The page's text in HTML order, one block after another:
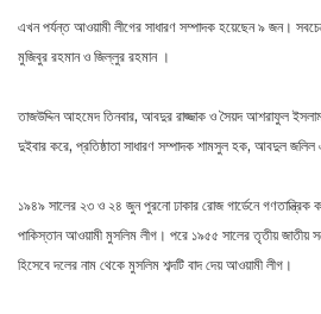
এখন পর্যন্ত আওয়ামী লীগের সাধারণ সম্পাদক হয়েছেন ৯ জন।
মুজিবুর রহমান ও জিল্লুর রহমান ।
তাজউদ্দিন আহমেদ তিনবার, আবদুর রাজ্জাক ও সৈয়দ আশরাফুল
দুইবার করে, প্রতিষ্ঠাতা সাধারণ সম্পাদক শামসুল হক, আবদুল জলিল
১৯৪৯ সালের ২৩ ও ২৪ জুন পুরনো ঢাকার রোজ গার্ডেনে গণতান্ত্রিক
পাকিস্তান আওয়ামী মুসলিম লীগ। পরে ১৯৫৫ সালের তৃতীয় জাতীয়
হিসেবে দলের নাম থেকে মুসলিম শব্দটি বাদ দেয় আওয়ামী লীগ।